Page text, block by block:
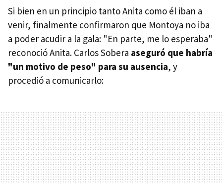
Si bien en un principio tanto Anita como él iban a
venir, finalmente confirmaron que Montoya no iba
a poder acudir a la gala: "En parte, me lo esperaba"
reconoció Anita. Carlos Sobera aseguró que habría
"un motivo de peso" para su ausencia, y
procedió a comunicarlo: